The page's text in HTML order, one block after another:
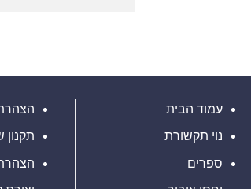
עמוד הבית
נוי תקשורת
ספרים